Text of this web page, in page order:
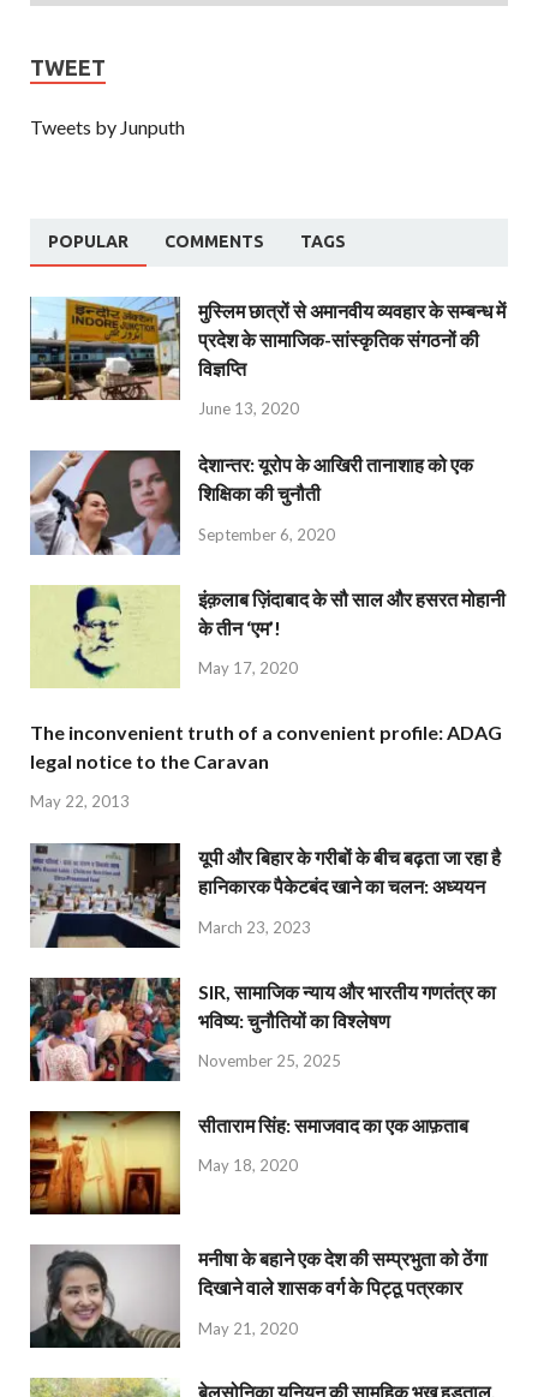
TWEET
Tweets by Junputh
POPULAR COMMENTS TAGS
मुस्लिम छात्रों से अमानवीय व्यवहार के सम्बन्ध में
प्रदेश के सामाजिक-सांस्कृतिक संगठनों की
विज्ञप्ति
June 13, 2020
देशान्‍तर: यूरोप के आखिरी तानाशाह को एक
शिक्षिका की चुनौती
September 6, 2020
इंक़लाब ज़िंदाबाद के सौ साल और हसरत मोहानी
के तीन ‘एम’!
May 17, 2020
The inconvenient truth of a convenient profile: ADAG
legal notice to the Caravan
May 22, 2013
यूपी और बिहार के गरीबों के बीच बढ़ता जा रहा है
हानिकारक पैकेटबंद खाने का चलन: अध्ययन
March 23, 2023
SIR, सामाजिक न्याय और भारतीय गणतंत्र का
भविष्य: चुनौतियों का विश्लेषण
November 25, 2025
सीताराम सिंह: समाजवाद का एक आफ़ताब
May 18, 2020
मनीषा के बहाने एक देश की सम्प्रभुता को ठेंगा
दिखाने वाले शासक वर्ग के पिट्ठू पत्रकार
May 21, 2020
बेलसोनिका यूनियन की सामूहिक भूख हड़ताल,